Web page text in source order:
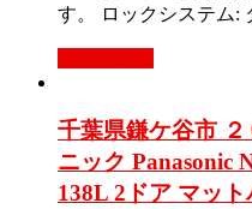
す。 ロックシステム
千葉県鎌ケ谷市
ニック Panasonic
138L 2ドア マッ